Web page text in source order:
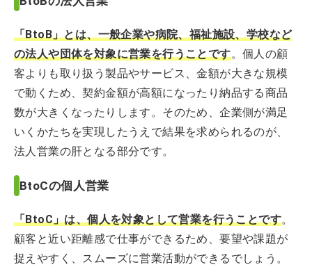
「BtoB」とは、一般企業や病院、福祉施設、学校など
の法人や団体を対象に営業を行うことです。個人の顧
客よりも取り扱う製品やサービス、金額が大きな規模
で動くため、契約金額が高額になったり納品する商品
数が大きくなったりします。そのため、企業側が満足
いくかたちを実現したうえで結果を求められるのが、
法人営業の肝となる部分です。
BtoCの個人営業
「BtoC」は、個人を対象として営業を行うことです。
顧客と近い距離感で仕事ができるため、要望や課題が
捉えやすく、スムーズに営業活動ができるでしょう。